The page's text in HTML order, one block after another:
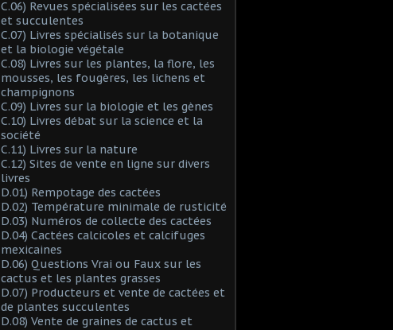
C.06) Revues spécialisées sur les cactées
et succulentes
C.07) Livres spécialisés sur la botanique
et la biologie végétale
C.08) Livres sur les plantes, la flore, les
mousses, les fougères, les lichens et
champignons
C.09) Livres sur la biologie et les gènes
C.10) Livres débat sur la science et la
société
C.11) Livres sur la nature
C.12) Sites de vente en ligne sur divers
livres
D.01) Rempotage des cactées
D.02) Température minimale de rusticité
D.03) Numéros de collecte des cactées
D.04) Cactées calcicoles et calcifuges
mexicaines
D.06) Questions Vrai ou Faux sur les
cactus et les plantes grasses
D.07) Producteurs et vente de cactées et
de plantes succulentes
D.08) Vente de graines de cactus et